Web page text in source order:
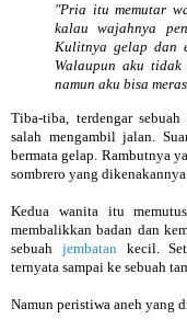
"Pria itu memutar
kalau wajahnya
Kulitnya gelap dan
Walaupun aku tidak
namun aku bisa
Tiba-tiba, terdengar
salah mengambil jalan.
bermata gelap. Rambutnya
sombrero yang dikenakannya.
Kedua wanita itu
membalikkan badan dan
sebuah jembatan kecil.
ternyata sampai ke sebuah
Namun peristiwa aneh yang